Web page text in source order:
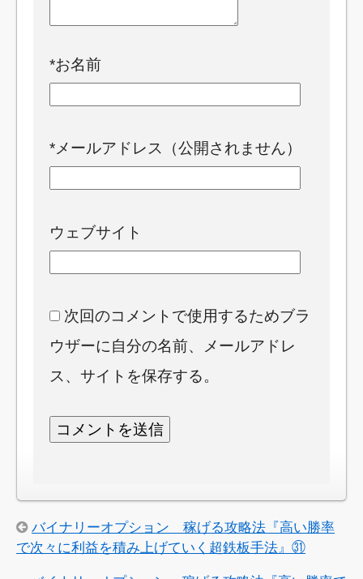
*お名前
*メールアドレス（公開されません）
ウェブサイト
次回のコメントで使用するためブラ
ウザーに自分の名前、メールアドレ
ス、サイトを保存する。
バイナリーオプション 稼げる攻略法『高い勝率
で次々に利益を積み上げていく超鉄板手法』㉛